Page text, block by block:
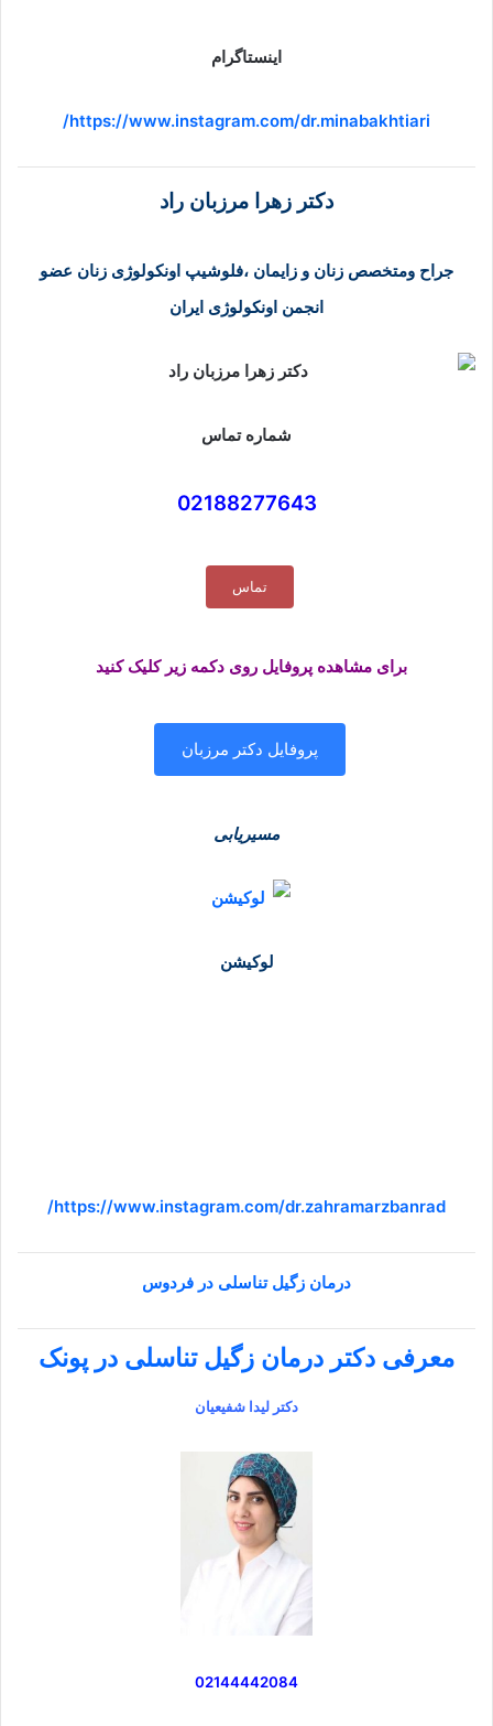
اینستاگرام
https://www.instagram.com/dr.minabakhtiari/
دکتر زهرا مرزبان راد
جراح ومتخصص زنان و زایمان ،فلوشیپ اونکولوژی زنان عضو
انجمن اونکولوژی ایران
شماره تماس
02188277643
تماس
برای مشاهده پروفایل روی دکمه زیر کلیک کنید
پروفایل دکتر مرزبان
مسیریابی
لوکیشن
https://www.instagram.com/dr.zahramarzbanrad/
درمان زگیل تناسلی در فردوس
معرفی دکتر درمان زگیل تناسلی در پونک
دکتر لیدا شفیعیان
02144442084